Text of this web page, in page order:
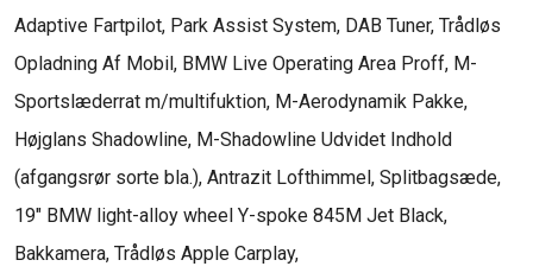
Adaptive Fartpilot, Park Assist System, DAB Tuner, Trådløs
Opladning Af Mobil, BMW Live Operating Area Proff, M-
Sportslæderrat m/multifuktion, M-Aerodynamik Pakke,
Højglans Shadowline, M-Shadowline Udvidet Indhold
(afgangsrør sorte bla.), Antrazit Lofthimmel, Splitbagsæde,
19" BMW light-alloy wheel Y-spoke 845M Jet Black,
Bakkamera, Trådløs Apple Carplay,